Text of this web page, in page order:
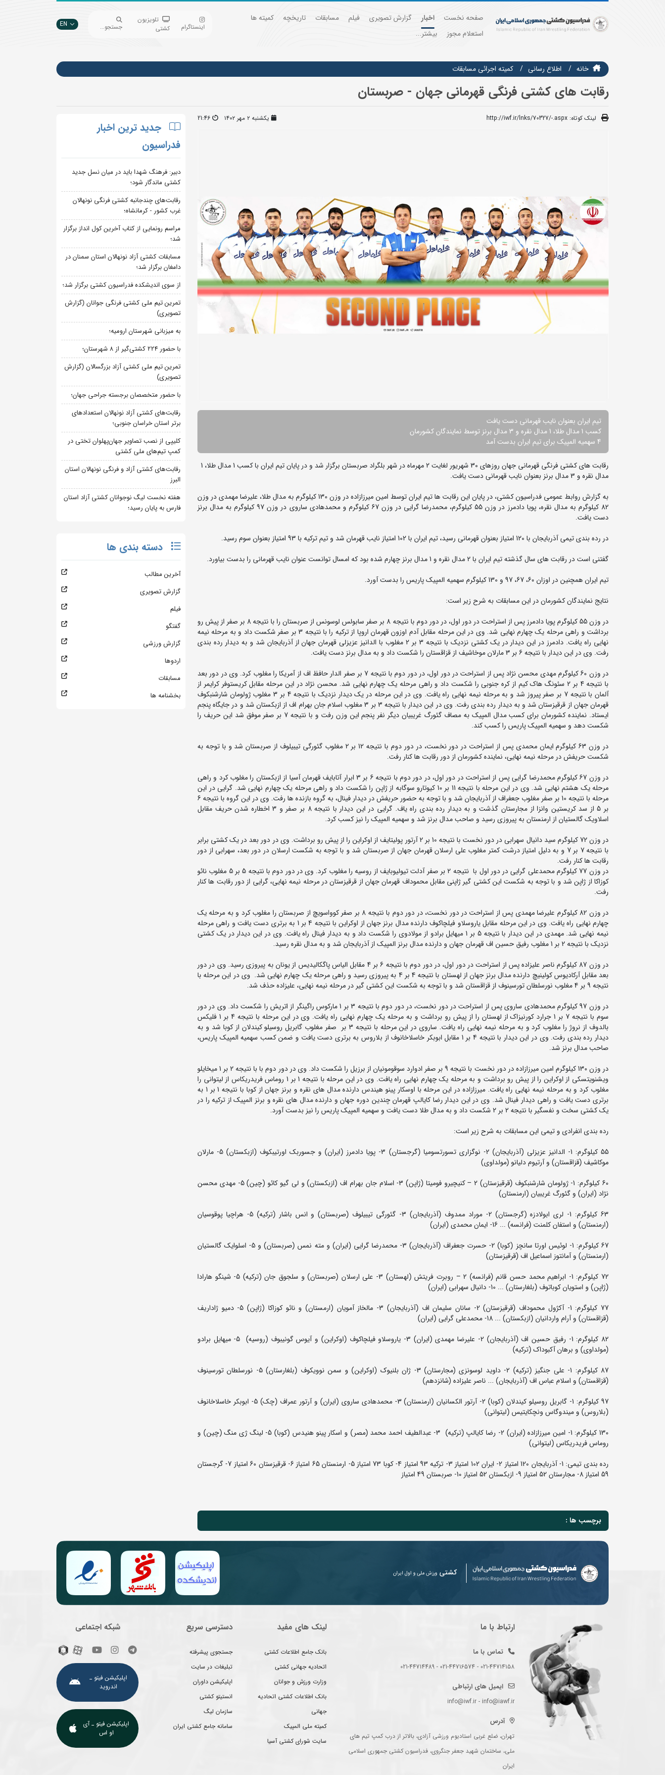
صفحه نخست اخبار گزارش تصویری فیلم مسابقات تاریخچه
کمیته ها
استعلام مجوز
بیشتر...
اینستاگرام
تلویزیون
کشتی
جستجو... EN
خانه اطلاع رسانی كميته اجرائي مسابقات
رقابت های کشتی فرنگی قهرمانی جهان - صربستان
لینک کوتاه: http://iwf.ir/lnks/70327/-.aspx یکشنبه ۲ مهر ۱۴۰۲ 21:46
تیم ایران بعنوان نایب قهرمانی دست یافت
کسب 1 مدال طلا، 1 مدال نقره و 3 مدال برنز توسط نمایندگان کشورمان
4 سهمیه المپیک برای تیم ایران بدست آمد
رقابت های کشتی فرنگی قهرمانی جهان روزهای 30 شهریور لغایت 2 مهرماه در شهر بلگراد صربستان برگزار شد و در پایان تیم ایران با کسب 1 مدال طلا، 1
مدال نقره و 3 مدال برنز بعنوان نایب قهرمانی دست یافت.
به گزارش روابط عمومی فدراسیون کشتی، در پایان این رقابت ها تیم ایران توسط امین میرزازاده در وزن 130 کیلوگرم به مدال طلا، علیرضا مهمدی در وزن
82 کیلوگرم به مدال نقره، پویا دادمرز در وزن 55 کیلوگرم، محمدرضا گرایی در وزن 67 کیلوگرم و محمدهادی ساروی در وزن 97 کیلوگرم به مدال برنز
دست یافت.
در رده بندی تیمی آذربایجان با 120 امتیاز بعنوان قهرمانی رسید، تیم ایران با 102 امتیاز نایب قهرمان شد و تیم ترکیه با 93 امتیاز بعنوان سوم رسید.
گفتنی است در رقابت های سال گذشته تیم ایران با 2 مدال نقره و 1 مدال برنز چهارم شده بود که امسال توانست عنوان نایب قهرمانی را بدست بیاورد.
تیم ایران همچنین در اوزان 60، 67، 97 و 130 کیلوگرم سهمیه المپیک پاریس را بدست آورد.
نتایج نمایندگان کشورمان در این مسابقات به شرح زیر است:
در وزن 55 کیلوگرم پویا دادمرز پس از استراحت در دور اول، در دور دوم با نتیجه 8 بر صفر سابولس لوسونس از صربستان را با نتیجه 8 بر صفر از پیش رو
برداشت و راهی مرحله یک چهارم نهایی شد. وی در این مرحله مقابل آدم اوزون قهرمان اروپا از ترکیه را با نتیجه 3 بر صفر شکست داد و به مرحله نیمه
نهایی راه یافت. دادمرز در این دیدار در یک کشتی نزدیک با نتیجه 3 بر 2 مغلوب با الدانیز عزیزلی قهرمان جهان از آذربایجان شد و به دیدار رده بندی
رفت. وی در این دیدار با نتیجه 6 بر 3 مارلان موخاشیف از قزاقستان را شکست داد و به مدال برنز دست یافت.
در وزن 60 کیلوگرم مهدی محسن نژاد پس از استراحت در دور اول، در دور دوم با نتیجه 7 بر صفر الدار حافظ اف از آمریکا را مغلوب کرد. وی در دور بعد
با نتیجه 4 بر 2 سئونگ هاک کیم از کره جنوبی را شکست داد و راهی مرحله یک چهارم نهایی شد. محسن نژاد در این مرحله مقابل کریستوفر کرایمر از
آلمان با نتیجه 7 بر صفر پیروز شد و به مرحله نیمه نهایی راه یافت. وی در این مرحله در یک دیدار نزدیک با نتیجه 4 بر 3 مغلوب ژولومان شارشنبکوف
قهرمان جهان از قرقیزستان شد و به دیدار رده بندی رفت. وی در این دیدار با نتیجه 3 بر 3 مغلوب اسلام جان بهرام اف از ازبکستان شد و در جایگاه پنجم
ایستاد. نماینده کشورمان برای کسب مدال المپیک به مصاف گئورگ غریبیان دیگر نفر پنجم این وزن رفت و با نتیجه 7 بر صفر موفق شد این حریف را
شکست دهد و سهمیه المپیک پاریس را کسب کند.
در وزن 63 کیلوگرم ایمان محمدی پس از استراحت در دور نخست، در دور دوم با نتیجه 12 بر 2 مغلوب گئورگی تیبیلوف از صربستان شد و با توجه به
شکست حریفش در مرحله نیمه نهایی، نماینده کشورمان از دور رقابت ها کنار رفت.
در وزن 67 کیلوگرم محمدرضا گرایی پس از استراحت در دور اول، در دور دوم با نتیجه 6 بر 3 ابرار آتابایف قهرمان آسیا از ازبکستان را مغلوب کرد و راهی
مرحله یک هشتم نهایی شد. وی در این مرحله با نتیجه 11 بر 10 کیوتارو سوگابه از ژاپن را شکست داد و راهی مرحله یک چهارم نهایی شد. گرایی در این
مرحله با نتیجه 10 بر صفر مغلوب جعفراف از آذربایجان شد و با توجه به حضور حریفش در دیدار فینال، به گروه بازنده ها رفت. وی در این گروه با نتیجه 6
بر 5 از سد کریستین وانزا از مجارستان گذشت و به دیدار رده بندی راه یاف. گرایی در این دیدار با نتیجه 8 بر صفر و 3 اخطاره شدن حریف مقابل
اسلاویک گالستیان از ارمنستان به پیروزی رسید و صاحب مدال برنز شد و سهمیه المپیک را نیز کسب کرد.
در وزن 72 کیلوگرم سید دانیال سهرابی در دور نخست با نتیجه 10 بر 2 آرتور پولیتایف از اوکراین را از پیش رو برداشت. وی در دور بعد در یک کشتی برابر
با نتیجه 7 بر 7 و به دلیل امتیاز درشت کمتر مغلوب علی ارسلان قهرمان جهان از صربستان شد و با توجه به شکست ارسلان در دور بعد، سهرابی از دور
رقابت ها کنار رفت.
در وزن 77 کیلوگرم محمدعلی گرایی در دور اول با نتیجه 2 بر صفر آدلت تیولیوبایف از روسیه را مغلوب کرد. وی در دور دوم با نتیجه 5 بر 5 مغلوب نائو
کوزاکا از ژاپن شد و با توجه به شکست این کشتی گیر ژاپنی مقابل محموداف قهرمان جهان از قرقیزستان در مرحله نیمه نهایی، گرایی از دور رقابت ها کنار
رفت.
در وزن 82 کیلوگرم علیرضا مهمدی پس از استراحت در دور نخست، در دور دوم با نتیجه 8 بر صفر کوواسویچ از صربستان را مغلوب کرد و به مرحله یک
چهارم نهایی راه یافت. وی در این مرحله مقابل یاروسلاو فیلچاکوف دارنده مدال برنز جهان از اوکراین با نتیجه 4 بر 1 به برتری دست یافت و راهی مرحله
نیمه نهایی شد. مهمدی در این دیدار با نتیجه 5 بر 1 میهایل برادو از مولادوی را شکست داد و به دیدار فینال راه یافت. وی در این دیدار در یک کشتی
نزدیک با نتیجه 2 بر 1 مغلوب رفیق حسین اف قهرمان جهان و دارنده مدال برنز المپیک از آذربایجان شد و به مدال نقره رسید.
در وزن 87 کیلوگرم ناصر علیزاده پس از استراحت در دور اول، در دور دوم با نتیجه 6 بر 4 مقابل الیاس پاگکالیدیس از یونان به پیروزی رسید. وی در دور
بعد مقابل آرکادیوس کولینیچ دارنده مدال برنز جهان از لهستان با نتیجه 4 بر 4 به پیروزی رسید و راهی مرحله یک چهارم نهایی شد. وی در این مرحله با
نتیجه 9 بر 4 مغلوب نورسلطان تورسینوف از قزاقستان شد و با توجه به شکست این کشتی گیر در مرحله نیمه نهایی، علیزاده حذف شد.
در وزن 97 کیلوگرم محمدهادی ساروی پس از استراحت در دور نخست، در دور دوم با نتیجه 3 بر 1 مارکوس راگینگر از اتریش را شکست داد. وی در دور
سوم با نتیجه 7 بر 1 جرارد کورنیزاک از لهستان را از پیش رو برداشت و به مرحله یک چهارم نهایی راه یافت. وی در این مرحله با نتیجه 4 بر 1 فلیکس
بالدوف از نروژ را مغلوب کرد و به مرحله نیمه نهایی راه یافت. ساروی در این مرحله با نتیجه 3 بر صفر مغلوب گابریل روسیلو کیندلان از کوبا شد و به
دیدار رده بندی رفت. وی در این دیدار با نتیجه 4 بر 1 مقابل ابوبکر خاسلاخانوف از بلاروس به برتری دست یافت و ضمن کسب سهمیه المپیک پاریس،
صاحب مدال برنز شد.
در وزن 130 کیلوگرم امین میرزازاده در دور نخست با نتیجه 9 بر صفر ادوارد سوقومونیان از برزیل را شکست داد. وی در دور دوم با با نتیجه 2 بر 1 میخایلو
ویشنویتسکی از اوکراین را از پیش رو برداشت و به مرحله یک چهارم نهایی راه یافت. وی در این مرحله با نتیجه 1 بر 1 روماس فریدریکاس از لیتوانی را
مغلوب کرد و به مرحله نیمه نهایی راه یافت. میرزازاده در این مرحله با اوسکار پینو هیندس دارنده مدال های نقره و برنز جهان از کوبا با نتیجه 1 بر 1 به
برتری دست یافت و راهی دیدار فینال شد. وی در این دیدار رضا کایالپ قهرمان چندین دوره جهان و دارنده مدال های نقره و برنز المپیک از ترکیه را در
یک کشتی سخت و نفسگیر با نتیجه 2 بر 2 شکست داد و به مدال طلا دست یافت و سهمیه المپیک پاریس را نیز بدست آورد.
رده بندی انفرادی و تیمی این مسابقات به شرح زیر است:
55 کیلوگرم: 1- الدانیز عزیزلی (آذربایجان) 2- نوگزاری تسورتسومیا (گرجستان) 3- پویا دادمرز (ایران) و جسوربک اورتیبکوف (ازبکستان) 5- مارلان
موکاشیف (قزاقستان) و آرتیوم دلیانو (مولداوی)
60 کیلوگرم: 1- ژولومان شارشنبکوف (قرقیزستان) 2 – کنیچیرو فومیتا (ژاپن) 3- اسلام جان بهرام اف (ازبکستان) و لی گیو کائو (چین) 5- مهدی محسن
نژاد (ایران) و گئورگ غریبیان (ارمنستان)
63 کیلوگرم: 1- لری ابولادزه (گرجستان) 2- موراد ممدوف (آذربایجان) 3- گئورگی تیبیلوف (صربستان) و انس باشار (ترکیه) 5- هراچیا پوقوسیان
(ارمنستان) و استفان کلمنت (فرانسه) ... 16- ایمان محمدی (ایران)
67 کیلوگرم: 1- لوئیس اورتا سانچز (کوبا) 2- حسرت جعفراف (آذربایجان) 3- محمدرضا گرایی (ایران) و مته نمس (صربستان) و 5- اسلوایک گالستیان
(ارمنستان) و آمانتوز اسماعیل اف (قرقیزستان)
72 کیلوگرم: 1- ابراهیم محمد حسن قانم (فرانسه) 2 – روبرت فریتش (لهستان) 3- علی ارسلان (صربستان) و سلجوق جان (ترکیه) 5- شینگو هارادا
(ژاپن) و استویان کوباتوف (بلغارستان) ... 10- دانیال سهرابی (ایران)
77 کیلوگرم: 1- آکژول محموداف (قرقیزستان) 2- سانان سلیمان اف (آذربایجان) 3- مالخاز آمویان (ارمستان) و نائو کوزاکا (ژاپن) 5- دمیو ژاداریف
(قزاقستان) و آرام واردانیان (ازبکستان) ... 18- محمدعلی گرایی (ایران)
82 کیلوگرم: 1- رفیق حسین اف (آذربایجان) 2- علیرضا مهمدی (ایران) 3- یاروسلاو فیلچاکوف (اوکراین) و آیوس گونیبوف (روسیه) 5- میهایل برادو
(مولداوی) و برهان آکبوداک (ترکیه)
87 کیلوگرم: 1- علی جنگیز (ترکیه) 2- داوید لوسونزی (مجارستان) 3- ژان بلنیوک (اوکراین) و سمن نوویکوف (بلغارستان) 5- نورسلطان تورسینوف
(قزاقستان) و اسلام عباس اف (آذربایجان) ... ناصر علیزاده (شانزدهم)
97 کیلوگرم: 1- گابریل روسیلو کیندلان (کوبا) 2- آرتور الکسانیان (ارمنستان) 3- محمدهادی ساروی (ایران) و آرتور عمراف (چک) 5- ابوبکر خاسلاخانوف
(بلاروس) و میندوگاس ونچکایتیس (لیتوانی)
130 کیلوگرم: 1- امین میرزازاده (ایران) 2- رضا کایالپ (ترکیه) 3- عبدالطیف احمد محمد (مصر) و اسکار پینو هنیدس (کوبا) 5- لینگ ژی منگ (چین) و
روماس فریدریکاس (لیتوانی)
رده بندی تیمی: 1- آذربایجان 120 امتیاز 2- ایران 102 امتیاز 3- ترکیه 93 امتیاز 4- کوبا 73 امتیاز 5- ارمنستان 65 امتیاز 6- قرقیزستان 60 امتیاز 7- گرجستان
59 امتیاز 8- مجارستان 52 امتیاز 9- ازبکستان 52 امتیاز 10- صربستان 49 امتیاز
برچسب ها :
جدید ترین اخبار
فدراسیون
دبیر: فرهنگ شهدا باید در میان نسل جدید
کشتی ماندگار شود؛
رقابت‌های چندجانبه کشتی فرنگی نونهالان
غرب کشور - کرمانشاه؛
مراسم رونمایی از کتاب آخرین کول انداز برگزار
شد؛
مسابقات کشتی آزاد نونهالان استان سمنان در
دامغان برگزار شد؛
از سوی اندیشکده فدراسیون کشتی برگزار شد؛
تمرین تیم ملی کشتی فرنگی جوانان (گزارش
تصویری)
به میزبانی شهرستان ارومیه؛
با حضور ۲۲۴ کشتی‌گیر از ۸ شهرستان؛
تمرین تیم ملی کشتی آزاد بزرگسالان (گزارش
تصویری)
با حضور متخصصان برجسته جراحی جهان؛
رقابت‌های کشتی آزاد نونهالان استعدادهای
برتر استان خراسان جنوبی؛
کلیپی از نصب تصاویر جهان‌پهلوان تختی در
کمپ تیم‌های ملی کشتی
رقابت‌های کشتی آزاد و فرنگی نونهالان استان
البرز
هفته نخست لیگ نوجوانان کشتی آزاد استان
فارس به پایان رسید؛
دسته بندی ها
آخرین مطالب
گزارش تصویری
فیلم
گفتگو
گزارش ورزشی
اردوها
مسابقات
بخشنامه ها
کشتی ورزش ملی و اول ایران
ارتباط با ما
تماس با ما
021-44714158 - 021-44716574 - 021-44714489
ایمیل های ارتباطی
info@iwf.ir - info@iawf.ir
آدرس
تهران، ضلع غربی استادیوم ورزشی آزادی، بالاتر از درب کمپ تیم های
ملی، ساختمان شهید جعفر جنگروی، فدراسیون کشتی جمهوری اسلامی
ایران
لینک های مفید
بانک جامع اطلاعات کشتی
اتحادیه جهانی کشتی
وزارت ورزش و جوانان
بانک اطلاعات کشتی اتحادیه
جهانی
کمیته ملی المپیک
سایت شورای کشتی آسیا
دسترسی سریع
جستجوی پیشرفته
تبلیغات در سایت
اپلیکیشن داوران
انستیتو کشتی
سازمان لیگ
سامانه جامع کشتی ایران
شبکه اجتماعی
اپلیکیشن فیتو ـ
اندروید
اپلیکیشن فیتو ـ آی
او اس